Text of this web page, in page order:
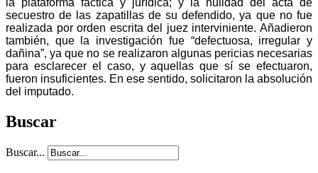
secuestro de las zapatillas de su defendido, ya que no fue
realizada por orden escrita del juez interviniente. Añadieron
también, que la investigación fue “defectuosa, irregular y
dañina”, ya que no se realizaron algunas pericias necesarias
para esclarecer el caso, y aquellas que sí se efectuaron,
fueron insuficientes. En ese sentido, solicitaron la absolución
del imputado.
Buscar
Buscar...